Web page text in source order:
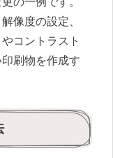
像度の設定、
コントラスト
刷物を作成す